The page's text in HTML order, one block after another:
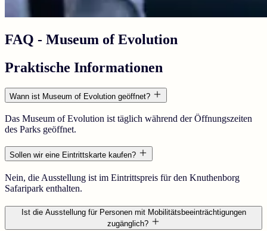
FAQ - Museum of Evolution
Praktische Informationen
Wann ist Museum of Evolution geöffnet?
Das Museum of Evolution ist täglich während der Öffnungszeiten
des Parks geöffnet.
Sollen wir eine Eintrittskarte kaufen?
Nein, die Ausstellung ist im Eintrittspreis für den Knuthenborg
Safaripark enthalten.
Ist die Ausstellung für Personen mit Mobilitätsbeeinträchtigungen
zugänglich?